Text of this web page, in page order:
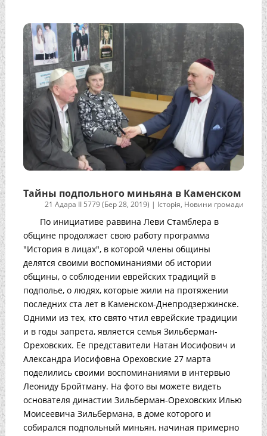
Тайны подпольного миньяна в Каменском
21 Адара II 5779 (Бер 28, 2019) | Історія, Новини громади
По инициативе раввина Леви Стамблера в
общине продолжает свою работу программа
"История в лицах", в которой члены общины
делятся своими воспоминаниями об истории
общины, о соблюдении еврейских традиций в
подполье, о людях, которые жили на протяжении
последних ста лет в Каменском-Днепродзержинске.
Одними из тех, кто свято чтил еврейские традиции
и в годы запрета, является семья Зильберман-
Ореховских. Ее представители Натан Иосифович и
Александра Иосифовна Ореховские 27 марта
поделились своими воспоминаниями в интервью
Леониду Бройтману. На фото вы можете видеть
основателя династии Зильберман-Ореховских Илью
Моисеевича Зильбермана, в доме которого и
собирался подпольный миньян, начиная примерно